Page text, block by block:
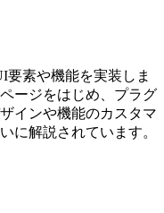
要素や機能を実装しま
ページをはじめ、プラグ
インや機能のカスタマ
に解説されています。